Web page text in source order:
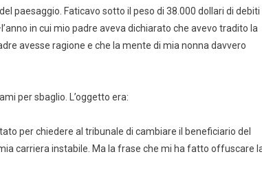
paesaggio. Faticavo sotto il peso di 38.000 dollari di debiti
in cui mio padre aveva dichiarato che avevo tradito la
avesse ragione e che la mente di mia nonna davvero
per sbaglio. L’oggetto era:
per chiedere al tribunale di cambiare il beneficiario del
carriera instabile. Ma la frase che mi ha fatto offuscare